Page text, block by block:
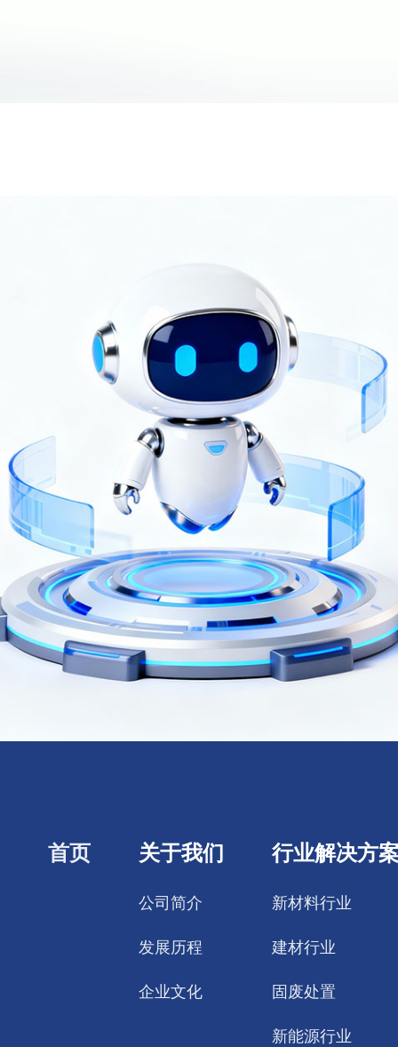
首页 关于我们
公司简介
发展历程
企业文化
行业解决方
新材料行业
建材行业
固废处置
新能源行业